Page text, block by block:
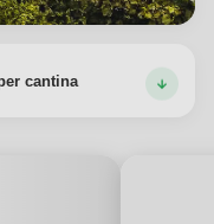
cantina